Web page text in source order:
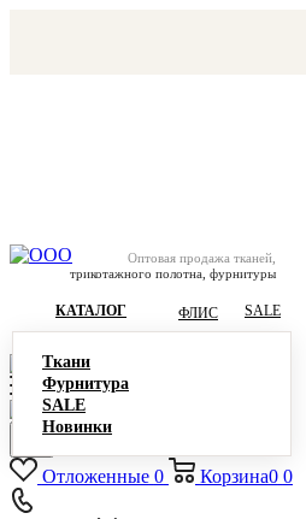
Оптовая продажа тканей,
трикотажного полотна, фурнитуры
КАТАЛОГ
Ткани
Фурнитура
SALE
Новинки
ФЛИС SALE
Отложенные 0 Корзина0 0